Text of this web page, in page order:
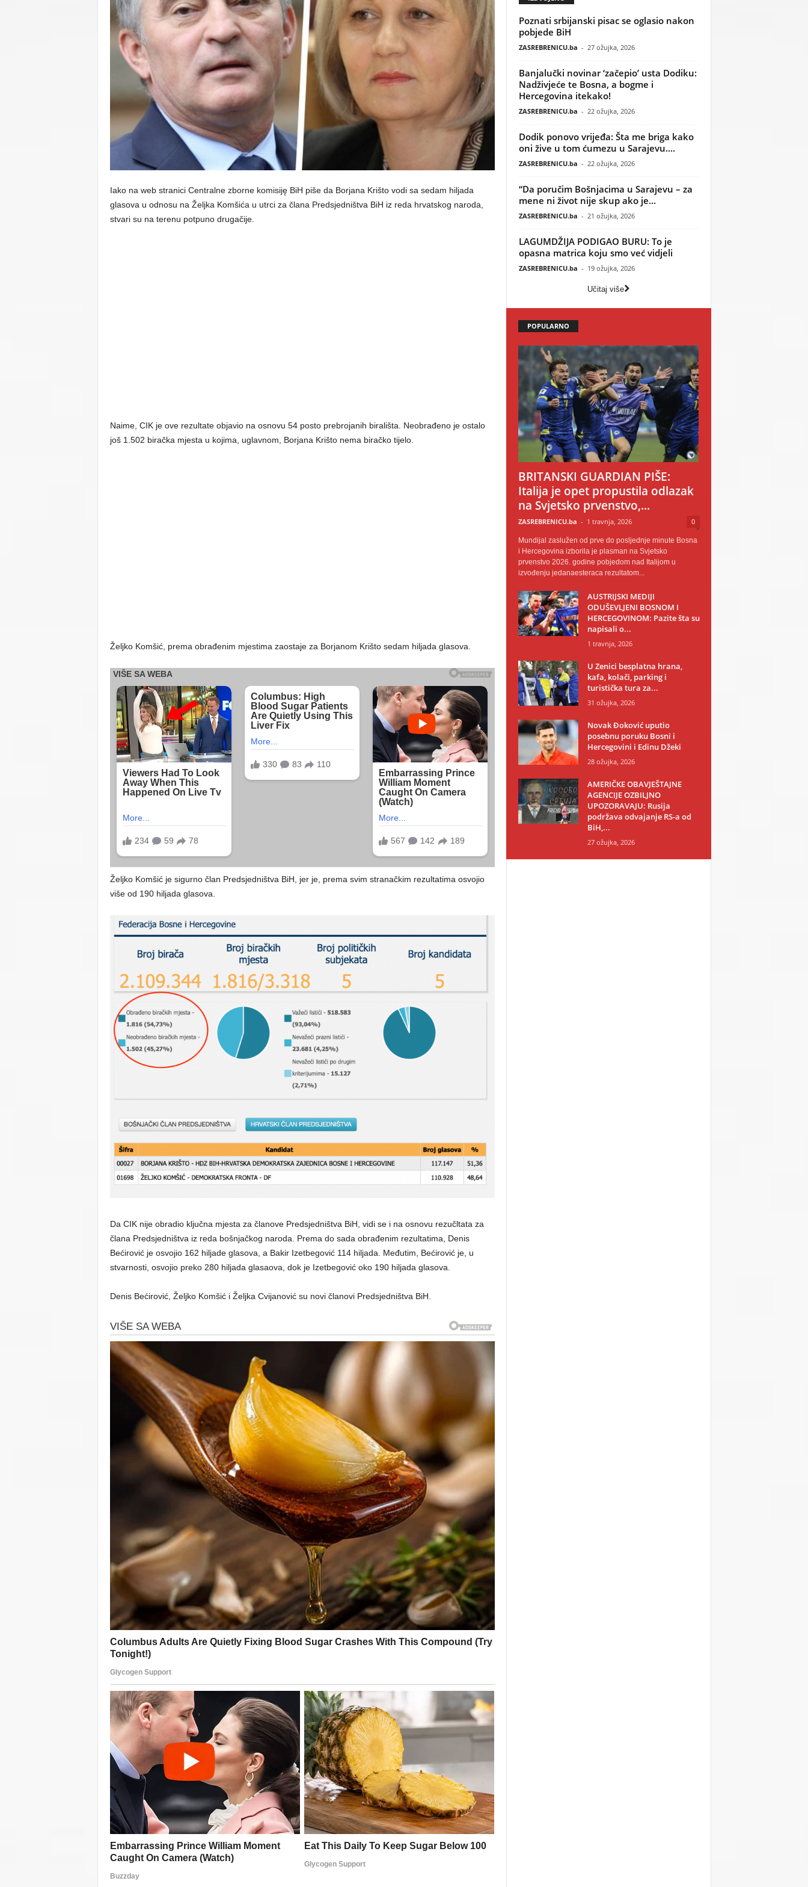
U
Iako na web stranici Centralne zborne komisiję BiH piše da Borjana Krišto vodi sa sedam hiljada
glasova u odnosu na Željka Komšića u utrci za člana Predsjedništva BiH iz reda hrvatskog naroda,
stvari su na terenu potpuno drugačije.
Naime, CIK je ove rezultate objavio na osnovu 54 posto prebrojanih birališta. Neobrađeno je ostalo
još 1.502 biračka mjesta u kojima, uglavnom, Borjana Krišto nema biračko tijelo.
Željko Komšić, prema obrađenim mjestima zaostaje za Borjanom Krišto sedam hiljada glasova.
Željko Komšić je sigurno član Predsjedništva BiH, jer je, prema svim stranačkim rezultatima osvojio
više od 190 hiljada glasova.
Da CIK nije obradio ključna mjesta za članove Predsjedništva BiH, vidi se i na osnovu rezučltata za
člana Predsjedništva iz reda bošnjačkog naroda. Prema do sada obrađenim rezultatima, Denis
Bećirović je osvojio 162 hiljade glasova, a Bakir Izetbegović 114 hiljada. Međutim, Bećirović je, u
stvarnosti, osvojio preko 280 hiljada glasaova, dok je Izetbegović oko 190 hiljada glasova.
Denis Bećirović, Željko Komšić i Željka Cvijanović su novi članovi Predsjedništva BiH.
Poznati srbijanski pisac se oglasio nakon
pobjede BiH
ZASREBRENICU.ba - 27 ožujka, 2026
Banjalučki novinar ‘začepio’ usta Dodiku:
Nadživjeće te Bosna, a bogme i
Hercegovina itekako!
ZASREBRENICU.ba - 22 ožujka, 2026
Dodik ponovo vrijeđa: Šta me briga kako
oni žive u tom ćumezu u Sarajevu....
ZASREBRENICU.ba - 22 ožujka, 2026
“Da poručim Bošnjacima u Sarajevu – za
mene ni život nije skup ako je...
ZASREBRENICU.ba - 21 ožujka, 2026
LAGUMDŽIJA PODIGAO BURU: To je
opasna matrica koju smo već vidjeli
ZASREBRENICU.ba - 19 ožujka, 2026
Učitaj više
POPULARNO
BRITANSKI GUARDIAN PIŠE:
Italija je opet propustila odlazak
na Svjetsko prvenstvo,...
ZASREBRENICU.ba - 1 travnja, 2026 0
Mundijal zaslužen od prve do posljednje minute Bosna
i Hercegovina izborila je plasman na Svjetsko
prvenstvo 2026. godine pobjedom nad Italijom u
izvođenju jedanaesteraca rezultatom...
AUSTRIJSKI MEDIJI
ODUŠEVLJENI BOSNOM I
HERCEGOVINOM: Pazite šta su
napisali o...
1 travnja, 2026
U Zenici besplatna hrana,
kafa, kolači, parking i
turistička tura za...
31 ožujka, 2026
Novak Đoković uputio
posebnu poruku Bosni i
Hercegovini i Edinu Džeki
28 ožujka, 2026
AMERIČKE OBAVJEŠTAJNE
AGENCIJE OZBILJNO
UPOZORAVAJU: Rusija
podržava odvajanje RS-a od
BiH,...
27 ožujka, 2026